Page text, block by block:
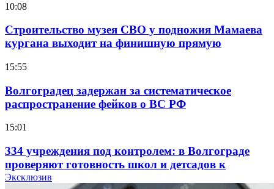
10:08
Строительство музея СВО у подножия Мамаева
кургана выходит на финишную прямую
15:55
Волгоградец задержан за систематическое
распространение фейков о ВС РФ
15:01
334 учреждения под контролем: в Волгограде
проверяют готовность школ и детсадов к
учебному году
Эксклюзив